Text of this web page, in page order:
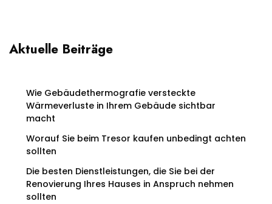
Aktuelle Beiträge
Wie Gebäudethermografie versteckte
Wärmeverluste in Ihrem Gebäude sichtbar
macht
Worauf Sie beim Tresor kaufen unbedingt achten
sollten
Die besten Dienstleistungen, die Sie bei der
Renovierung Ihres Hauses in Anspruch nehmen
sollten